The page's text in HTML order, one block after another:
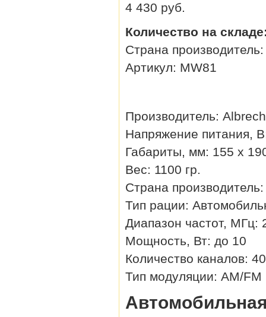
4 430 руб.
Количество на
Страна
Артикул: MW81
Производитель:
Напряжение питания, В
Габариты, мм: 155 х
Вес: 1100 гр.
Страна производитель
Тип рации:
Диапазон частот, МГц:
Мощность, Вт: до 10
Количество каналов: 40
Тип модуляции: AM/FM